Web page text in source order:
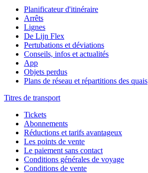
Planificateur d'itinéraire
Arrêts
Lignes
De Lijn Flex
Pertubations et déviations
Conseils, infos et actualités
App
Objets perdus
Plans de réseau et répartitions des quais
Titres de transport
Tickets
Abonnements
Réductions et tarifs avantageux
Les points de vente
Le paiement sans contact
Conditions générales de voyage
Conditions de vente